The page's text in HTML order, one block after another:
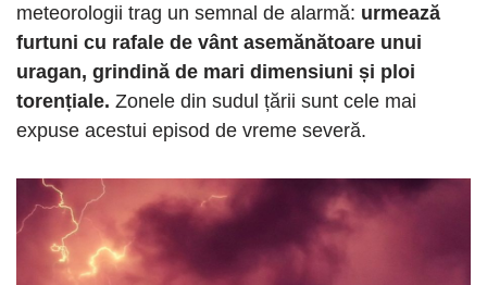
meteorologii trag un semnal de alarmă: urmează
furtuni cu rafale de vânt asemănătoare unui
uragan, grindină de mari dimensiuni și ploi
torențiale. Zonele din sudul țării sunt cele mai
expuse acestui episod de vreme severă.